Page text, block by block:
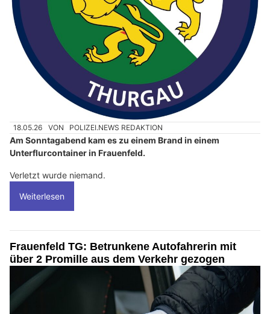
18.05.26 VON POLIZEI.NEWS REDAKTION
Am Sonntagabend kam es zu einem Brand in einem
Unterflurcontainer in Frauenfeld.
Verletzt wurde niemand.
Weiterlesen
Frauenfeld TG: Betrunkene Autofahrerin mit
über 2 Promille aus dem Verkehr gezogen